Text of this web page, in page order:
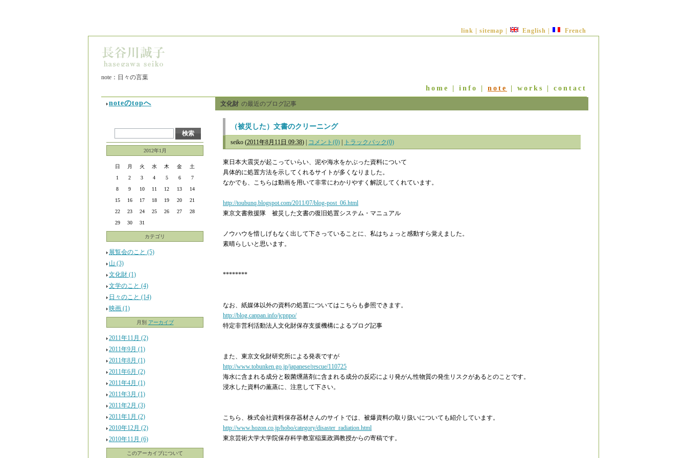
link sitemap English French
note：日々の言葉
home info note works contact
文化財 の最近のブログ記事
（被災した）文書のクリーニング
seiko (2011年8月11日 09:38) コメント(0) トラックバック(0)
東日本大震災が起こっていらい、泥や海水をかぶった資料について
具体的に処置方法を示してくれるサイトが多くなりました。
なかでも、こちらは動画を用いて非常にわかりやすく解説してくれています。
http://toubunq.blogspot.com/2011/07/blog-post_06.html
東京文書救援隊 被災した文書の復旧処置システム・マニュアル
ノウハウを惜しげもなく出して下さっていることに、私はちょっと感動すら覚えました。
素晴らしいと思います。
********
なお、紙媒体以外の資料の処置についてはこちらも参照できます。
http://blog.canpan.info/jcpnpo/
特定非営利活動法人文化財保存支援機構によるブログ記事
また、東京文化財研究所による発表ですが
http://www.tobunken.go.jp/japanese/rescue/110725
海水に含まれる成分と殺菌燻蒸剤に含まれる成分の反応により発がん性物質の発生リスクがあるとのことです。
浸水した資料の薫蒸に、注意して下さい。
こちら、株式会社資料保存器材さんのサイトでは、被爆資料の取り扱いについても紹介しています。
http://www.hozon.co.jp/hobo/category/disaster_radiation.html
東京芸術大学大学院保存科学教室稲葉政満教授からの寄稿です。
noteのtopへ
2012年1月
日 月 火 水 木 金
土
1
2 3 4 5 6
7
8
9 10 11 12 13
14
15
16 17 18 19 20
21
22
23 24 25 26 27
28
29
30 31
カテゴリ
展覧会のこと (5)
山 (3)
文化財 (1)
文学のこと (4)
日々のこと (14)
映画 (1)
月別 アーカイブ
2011年11月 (2)
2011年9月 (1)
2011年8月 (1)
2011年6月 (2)
2011年4月 (1)
2011年3月 (1)
2011年2月 (3)
2011年1月 (2)
2010年12月 (2)
2010年11月 (6)
このアーカイブについて